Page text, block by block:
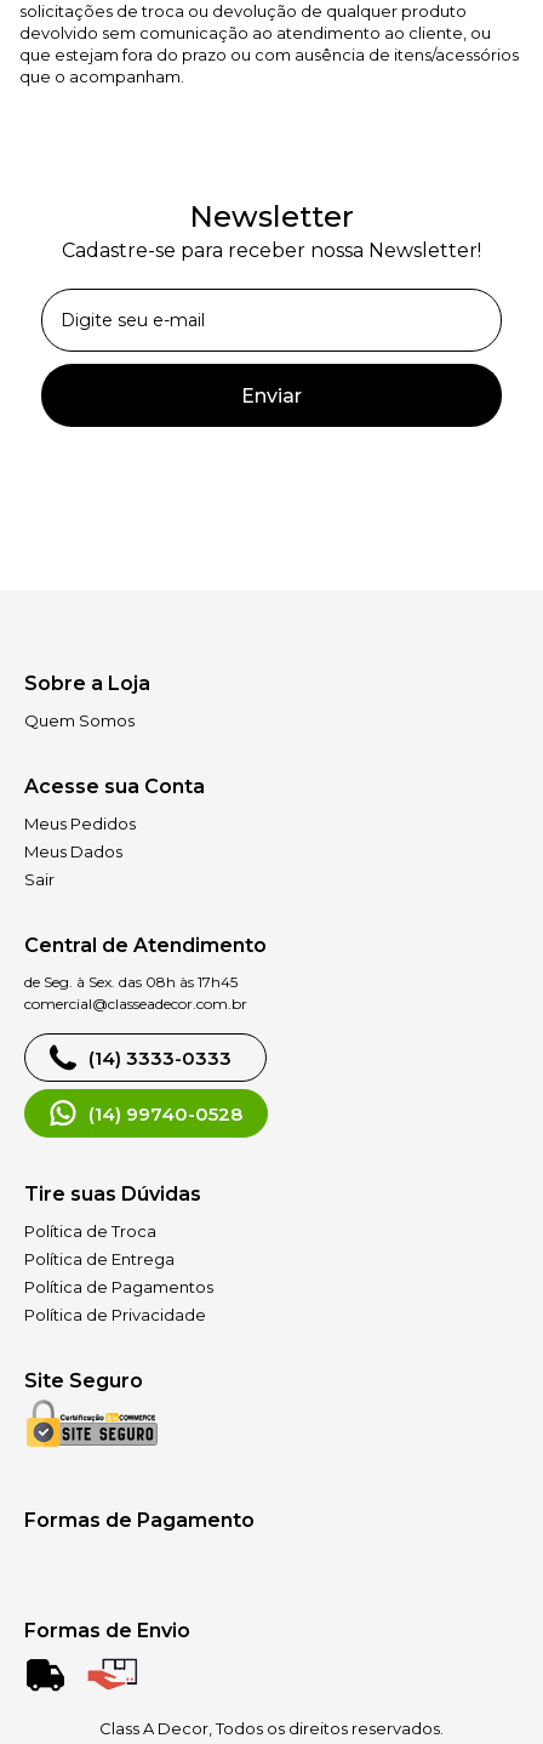
solicitações de troca ou devolução de qualquer produto
devolvido sem comunicação ao atendimento ao cliente, ou
que estejam fora do prazo ou com ausência de itens/acessórios
que o acompanham.
Newsletter
Cadastre-se para receber nossa Newsletter!
Enviar
Sobre a Loja
Quem Somos
Acesse sua Conta
Meus Pedidos
Meus Dados
Sair
Central de Atendimento
de Seg. à Sex. das 08h às 17h45
comercial@classeadecor.com.br
(14) 3333-0333
(14) 99740-0528
Tire suas Dúvidas
Política de Troca
Política de Entrega
Política de Pagamentos
Política de Privacidade
Site Seguro
Formas de Pagamento
Formas de Envio
Class A Decor, Todos os direitos reservados.